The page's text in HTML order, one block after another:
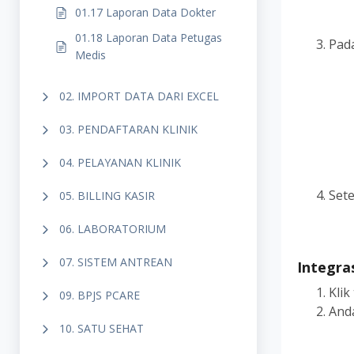
01.17 Laporan Data Dokter
01.18 Laporan Data Petugas
Medis
02. IMPORT DATA DARI EXCEL
03. PENDAFTARAN KLINIK
04. PELAYANAN KLINIK
05. BILLING KASIR
06. LABORATORIUM
07. SISTEM ANTREAN
09. BPJS PCARE
10. SATU SEHAT